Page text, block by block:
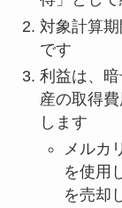
対象計算
です
利益は、
産の取得
します
メルカ
を使用
を売却